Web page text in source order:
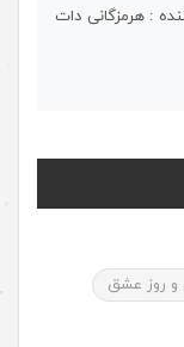
: هرمزگانی دات
و روز عشق